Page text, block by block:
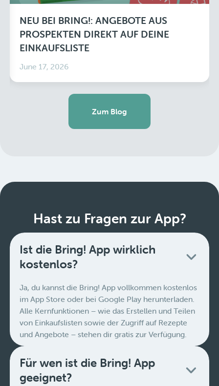
NEU BEI BRING!: ANGEBOTE AUS
PROSPEKTEN DIREKT AUF DEINE
EINKAUFSLISTE
June 17, 2026
Zum Blog
Hast zu Fragen zur App?
Ist die Bring! App wirklich
kostenlos?
Ja, du kannst die Bring! App vollkommen kostenlos
im App Store oder bei Google Play herunterladen.
Alle Kernfunktionen – wie das Erstellen und Teilen
von Einkaufslisten sowie der Zugriff auf Rezepte
und Angebote – stehen dir gratis zur Verfügung.
Für wen ist die Bring! App
geeignet?